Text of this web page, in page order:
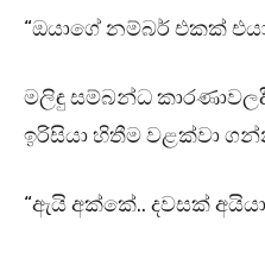
“ඔයාගේ නම්බර් එකක්
මලිඳු සම්බන්ධ
ඉරිසියා හිතීම වළක්වා
“ඇයි අක්කේ.. දවසක්